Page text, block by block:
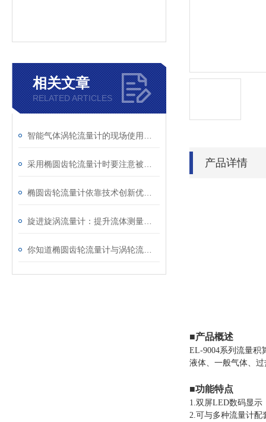
相关文章
RELATED ARTICLES
产品详情
■产品概述
EL-9004系列流量积
液体、一般气体、
■功能特点
1.双屏LED数码显示
2.可与多种流量计配